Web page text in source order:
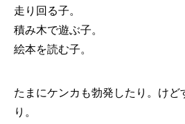
走り回る子。
積み木で遊ぶ子。
絵本を読む子。
たまにケンカも勃発したり。けど
り。